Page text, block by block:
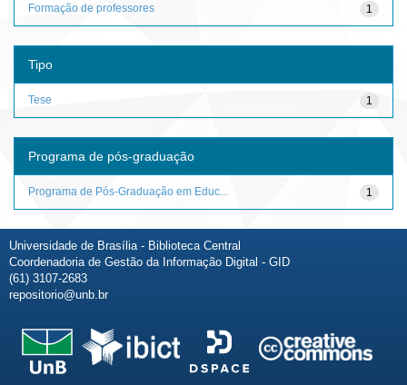
1
Formação de professores
Tipo
1
Tese
Programa de pós-graduação
1
Programa de Pós-Graduação em Educ...
Universidade de Brasília - Biblioteca Central
Coordenadoria de Gestão da Informação Digital - GID
(61) 3107-2683
repositorio@unb.br